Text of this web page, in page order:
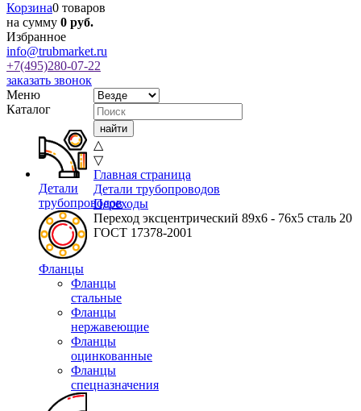
Корзина0 товаров
на сумму 0 руб.
Избранное
info@trubmarket.ru
+7(495)280-07-22
заказать звонок
Меню
Каталог
Детали
трубопроводов
Фланцы
Фланцы
стальные
Фланцы
нержавеющие
Фланцы
оцинкованные
Фланцы
спецназначения
△
▽
Главная страница
Детали трубопроводов
Переходы
Переход эксцентрический 89х6 - 76х5 сталь 20
ГОСТ 17378-2001